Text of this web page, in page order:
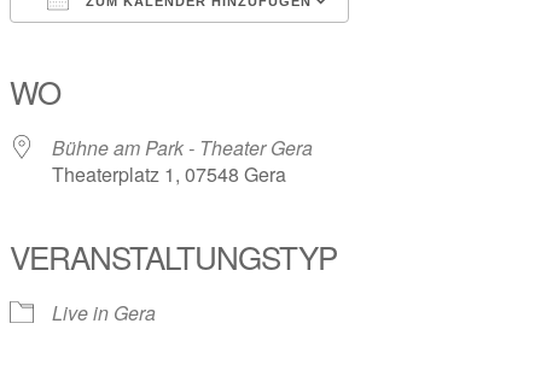
WO
Bühne am Park - Theater Gera
Theaterplatz 1, 07548 Gera
VERANSTALTUNGSTYP
Live in Gera